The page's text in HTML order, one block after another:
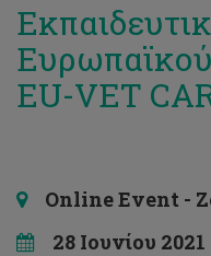
EU-VET
Online Event -
28 Ιουνίου 2021